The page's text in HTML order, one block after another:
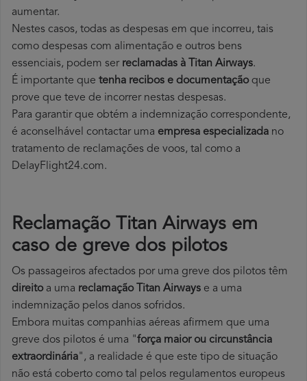
aumentar.
Nestes casos, todas as despesas em que incorreu, tais
como despesas com alimentação e outros bens
essenciais, podem ser reclamadas à Titan Airways.
É importante que tenha recibos e documentaçãoque
prove que teve de incorrer nestas despesas.
Para garantir que obtém a indemnização correspondente,
é aconselhável contactar uma empresa especializada no
tratamento de reclamações de voos, tal como a
DelayFlight24.com.
Reclamação Titan Airways em
caso de greve dos pilotos
Os passageiros afectados por uma greve dos pilotos têm
direitoa uma reclamação Titan Airways e a uma
indemnização pelos danos sofridos.
Embora muitas companhias aéreas afirmem que uma
greve dos pilotos é uma "força maior ou circunstância
extraordinária", a realidade é que este tipo de situação
não está coberto como tal pelos regulamentos europeus